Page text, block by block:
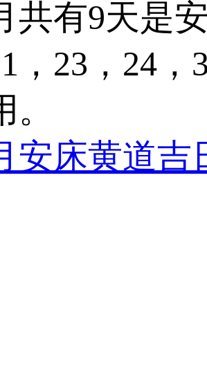
共有9天是
，23，24，
安床黄道吉